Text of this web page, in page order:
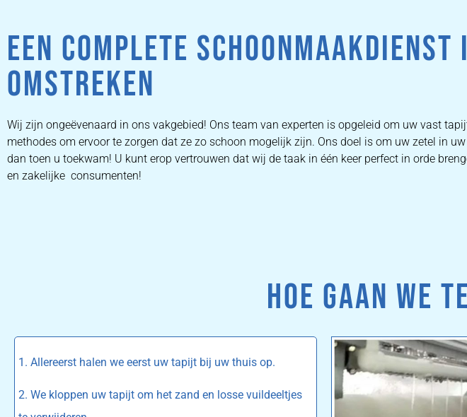
PRIJZEN
EEN COMPLETE SCHOONMAAKDIENST
OMSTREKEN
Wij zijn ongeëvenaard in ons vakgebied! Ons team van experten is opgeleid om uw vast
methodes om ervoor te zorgen dat ze zo schoon mogelijk zijn. Ons doel is om uw zetel in
dan toen u toekwam! U kunt erop vertrouwen dat wij de taak in één keer perfect in orde
en zakelijke consumenten!
HOE GAAN WE
1. Allereerst halen we eerst uw tapijt bij uw thuis op.
2. We kloppen uw tapijt om het zand en losse vuildeeltjes